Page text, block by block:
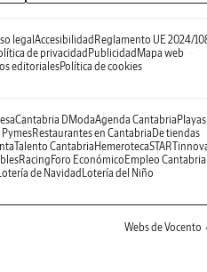
legal Accesibilidad Reglamento UE 2024/
de privacidad Publicidad Mapa web
editorialesPolítica de cookies
Cantabria DModaAgenda Cantabria Playas
Restaurantes en Cantabria De tiendas
Talento Cantabria Hemeroteca
Racing Foro Económico Empleo Cantabria
de Navidad Lotería del Niño
Webs de Vocento